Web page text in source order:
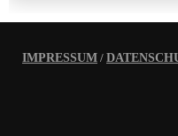
IMPRESSUM /